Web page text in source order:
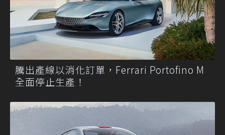
騰出產線以消化訂單，Ferrari Portofino M
全面停止生產！